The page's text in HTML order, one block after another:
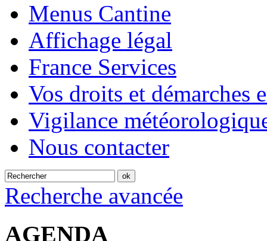
Menus Cantine
Affichage légal
France Services
Vos droits et démarches
Vigilance
Nous contacter
Recherche avancée
AGENDA